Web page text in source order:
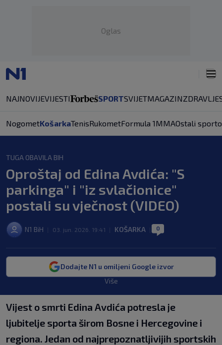
Oglas
NAJNOVIJEVIJESTI SPORTSVIJETMAGAZINZDRAVLJE
NogometKošarkaTenisRukometFormula 1MMAOstali
TUGA OBAVILA BIH
Oproštaj od Edina Avdića: "S
parkinga" i "iz svlačionice"
postali su vječnost (VIDEO)
N1 BiH 03. jun. 2026. 19:41 KOŠARKA 0
Dodajte N1 u omiljeni Google izvor
Više
Vijest o smrti Edina Avdića potresla je
ljubitelje sporta širom Bosne i Hercegovine i
regiona. Jedan od najprepoznatljivijih sportskih